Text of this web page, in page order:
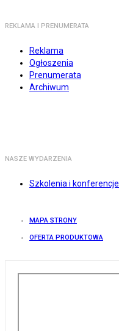
REKLAMA I PRENUMERATA
Reklama
Ogłoszenia
Prenumerata
Archiwum
NASZE WYDARZENIA
Szkolenia i konferencje
MAPA STRONY
OFERTA PRODUKTOWA